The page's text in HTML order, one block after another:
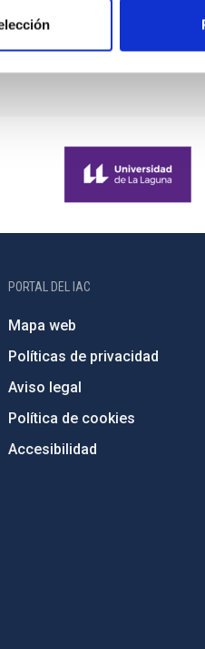
PORTAL DEL IAC
Mapa web
Políticas de privacidad
Aviso legal
Política de cookies
Accesibilidad